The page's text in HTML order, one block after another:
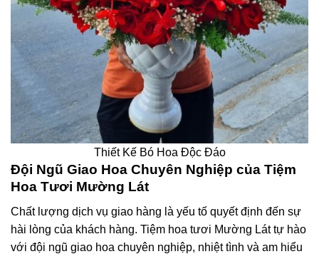
Thiết Kế Bó Hoa Độc Đáo
Đội Ngũ Giao Hoa Chuyên Nghiệp của Tiệm
Hoa Tươi Mường Lát
Chất lượng dịch vụ giao hàng là yếu tố quyết định đến sự
hài lòng của khách hàng. Tiệm hoa tươi Mường Lát tự hào
với đội ngũ giao hoa chuyên nghiệp, nhiệt tình và am hiểu